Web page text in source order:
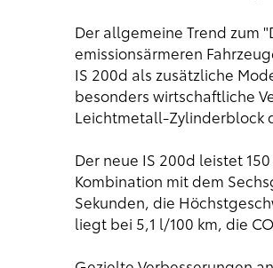
Der allgemeine Trend zum
emissionsärmeren
IS 200d als zusätzliche
besonders wirtschaftliche
Leichtmetall-Zylinderblock
Der neue IS 200d leistet
Kombination mit dem
Sekunden, die
liegt bei 5,1 l/100 km, die